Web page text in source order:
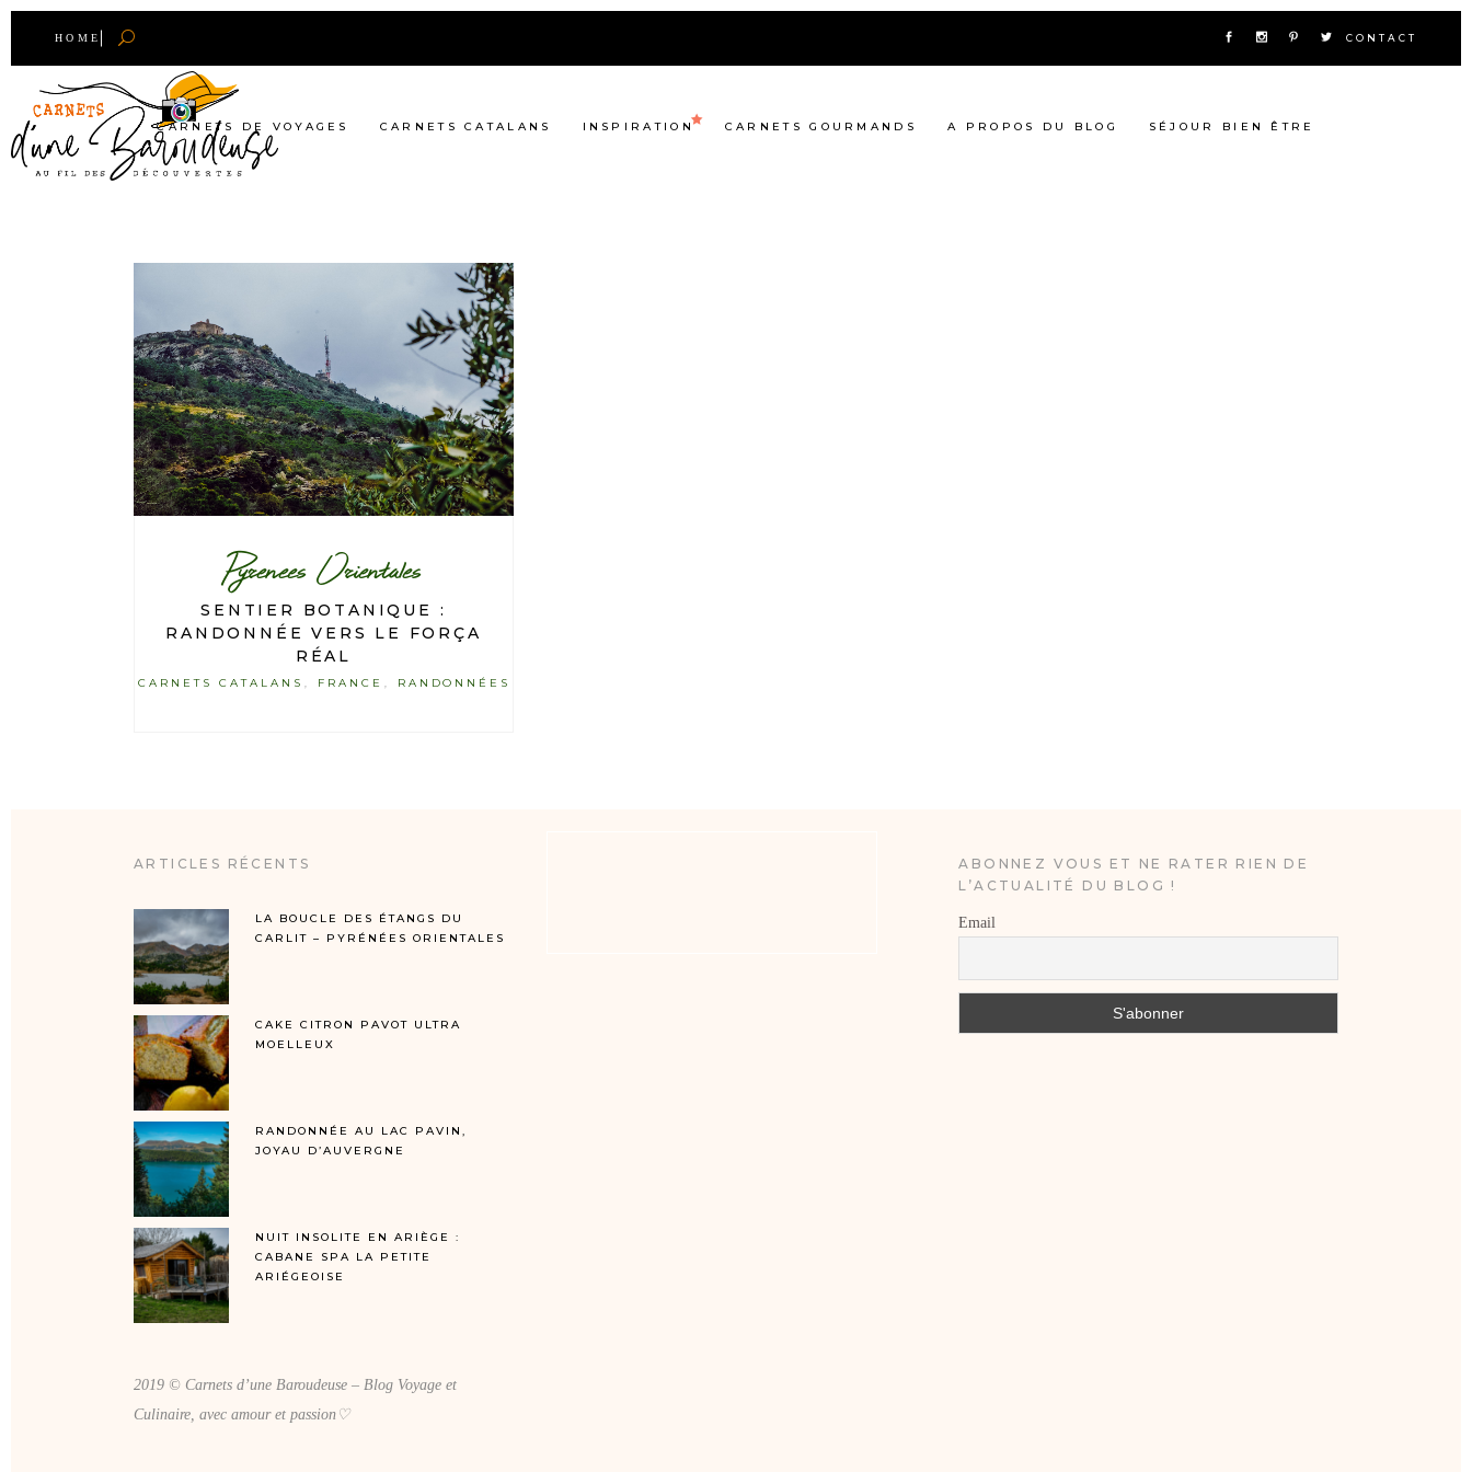
HOME CONTACT
CARNETS DE VOYAGES CARNETS CATALANS INSPIRATION CARNETS GOURMANDS A PROPOS DU BLOG SÉJOUR BIEN ÊTRE
Pyrenees Orientales
SENTIER BOTANIQUE :
RANDONNÉE VERS LE FORÇA
RÉAL
CARNETS CATALANS FRANCE RANDONNÉES
ARTICLES RÉCENTS
LA BOUCLE DES ÉTANGS DU
CARLIT – PYRÉNÉES ORIENTALES
CAKE CITRON PAVOT ULTRA
MOELLEUX
RANDONNÉE AU LAC PAVIN,
JOYAU D’AUVERGNE
NUIT INSOLITE EN ARIÈGE :
CABANE SPA LA PETITE
ARIÉGEOISE
2019 © Carnets d’une Baroudeuse – Blog Voyage et
Culinaire, avec amour et passion♡
ABONNEZ VOUS ET NE RATER RIEN DE
L’ACTUALITÉ DU BLOG !
Email